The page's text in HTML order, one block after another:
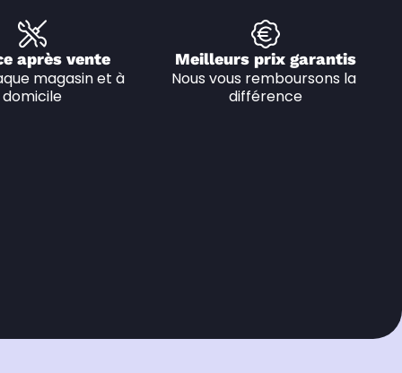
après vente
magasin et à
domicile
Meilleurs prix garantis
Nous vous remboursons la
différence